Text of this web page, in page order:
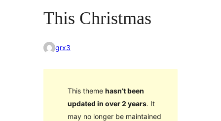
This Christmas
grx3
This theme hasn’t been
updated in over 2 years. It
may no longer be maintained